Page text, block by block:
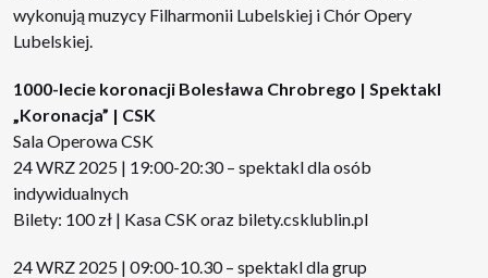
wykonują muzycy Filharmonii Lubelskiej i Chór Opery
Lubelskiej.
1000-lecie koronacji Bolesława Chrobrego | Spektakl
„Koronacja” | CSK
Sala Operowa CSK
24 WRZ 2025 | 19:00-20:30 – spektakl dla osób
indywidualnych
Bilety: 100 zł | Kasa CSK oraz bilety.csklublin.pl
24 WRZ 2025 | 09:00-10.30 – spektakl dla grup